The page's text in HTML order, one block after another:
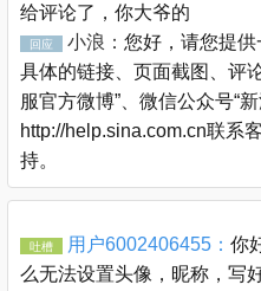
给评论了，你大爷的
回应 小浪： 您好，请您提
具体的链接、页面截图、评
服官方微博”、微信公众号“
http://help.sina.com.cn联系
持。
吐槽 用户6002406455： 你
么无法设置头像，昵称，写